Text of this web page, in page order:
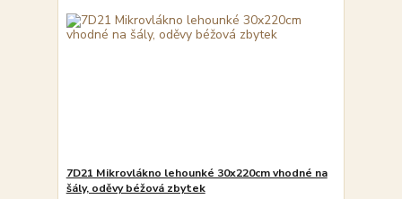
7D21 Mikrovlákno lehounké 30x220cm vhodné na
šály, oděvy béžová zbytek